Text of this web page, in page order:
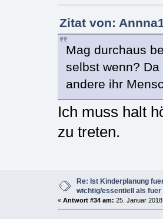
Zitat von:
Mag durchaus
selbst wenn?
andere ihr
Ich muss halt
zu treten.
Re: Ist Kinderplanung
wichtig/essentiell als fuer
« Antwort #34 am: 25. Januar